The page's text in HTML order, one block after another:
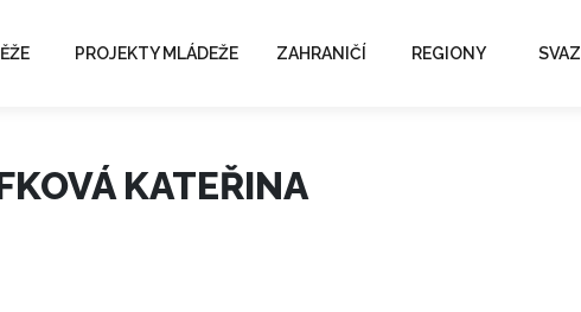
PROJEKTY MLÁDEŽE ZAHRANIČÍ REGIONY SVAZ
KATEŘINA